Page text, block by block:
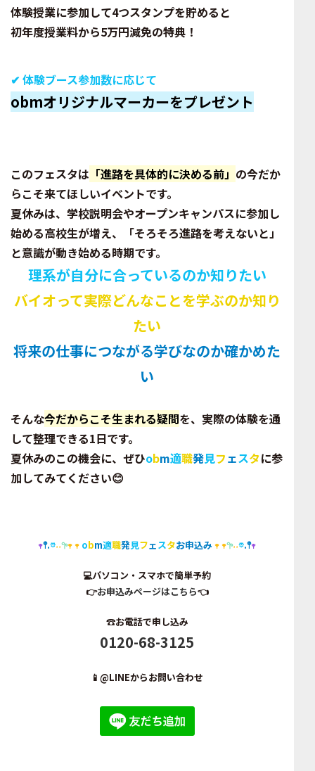
体験授業に参加して4つスタンプを貯めると
初年度授業料から5万円減免の特典！
✔ 体験ブース参加数に応じて
obmオリジナルマーカーをプレゼント
このフェスタは 「進路を具体的に決める前」 の今だか
らこそ来てほしいイベントです。
夏休みは、学校説明会やオープンキャンパスに参加し
始める高校生が増え、「そろそろ進路を考えないと」
と意識が動き始める時期です。
理系が自分に合っているのか知りたい
バイオって実際どんなことを学ぶのか知り
たい
将来の仕事につながる学びなのか確かめた
い
そんな今だからこそ生まれる疑問を、実際の体験を通
して整理できる1日です。
夏休みのこの機会に、ぜひobm適職発見フェスタに参
加してみてください😊
𖥧𖤣.𖡼˒˒𖧧𖥧 𖥧 obm適職発見フェスタお申込み 𖥧 𖥧𖧧˒˒𖡼.𖤣𖥧
💻パソコン・スマホで簡単予約
👉お申込みページはこちら👈
☎️お電話で申し込み
0120-68-3125
📱 @LINEからお問い合わせ